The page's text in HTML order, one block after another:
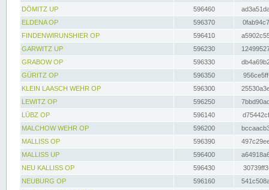
DÖMITZ UP
596460
ELDENA OP
596370
FINDENWIRUNSHIER OP
596410
GARWITZ UP
596230
GRABOW OP
596330
GÜRITZ OP
596350
KLEIN LAASCH WEHR OP
596300
LEWITZ OP
596250
LÜBZ OP
596140
MALCHOW WEHR OP
596200
MALLISS OP
596390
MALLISS UP
596400
NEU KALLISS OP
596430
NEUBURG OP
596160